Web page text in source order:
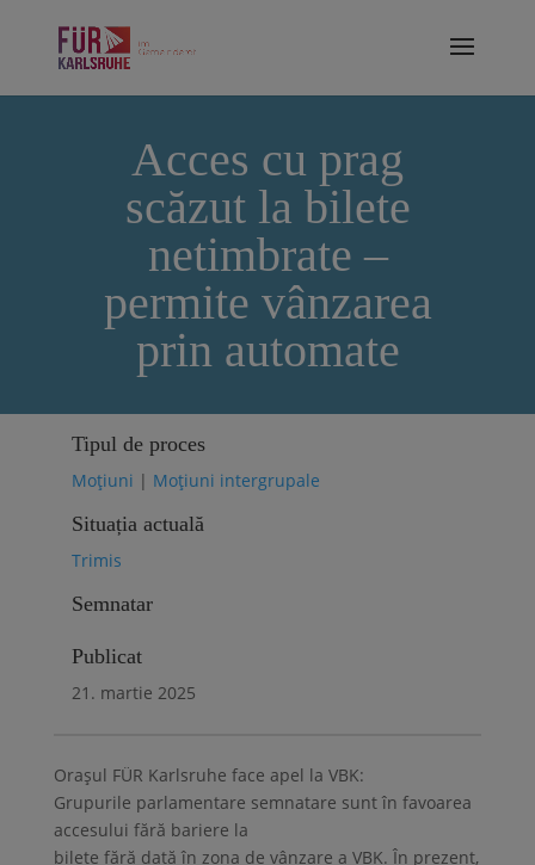
Acces cu prag
scăzut la bilete
netimbrate –
permite vânzarea
prin automate
Tipul de proces
Moțiuni | Moțiuni intergrupale
Situația actuală
Trimis
Semnatar
Publicat
21. martie 2025
Orașul FÜR Karlsruhe face apel la VBK:
Grupurile parlamentare semnatare sunt în favoarea
accesului fără bariere la
bilete fără dată în zona de vânzare a VBK. În prezent,